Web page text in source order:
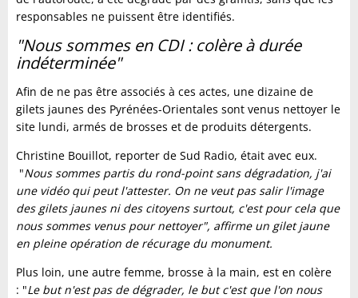
responsables ne puissent être identifiés.
"Nous sommes en CDI : colère à durée
indéterminée"
Afin de ne pas être associés à ces actes, une dizaine de
gilets jaunes des Pyrénées-Orientales sont venus nettoyer le
site lundi, armés de brosses et de produits détergents.
Christine Bouillot, reporter de Sud Radio, était avec eux.
"Nous sommes partis du rond-point sans dégradation, j'ai
une vidéo qui peut l'attester. On ne veut pas salir l'image
des gilets jaunes ni des citoyens surtout, c'est pour cela que
nous sommes venus pour nettoyer", affirme un gilet jaune
en pleine opération de récurage du monument.
Plus loin, une autre femme, brosse à la main, est en colère
: "Le but n'est pas de dégrader, le but c'est que l'on nous